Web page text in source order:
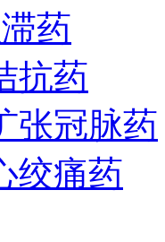
药
抗药
张冠脉药
绞痛药